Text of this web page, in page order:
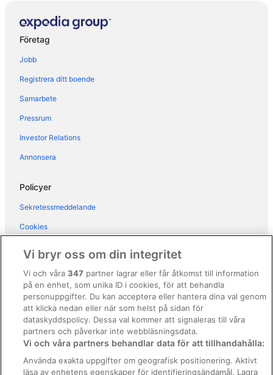
Företag
Jobb
Registrera ditt boende
Samarbete
Pressrum
Investor Relations
Annonsera
Policyer
Sekretessmeddelande
Cookies
Regler och villkor för Vrbo
Tillgänglighetsanpassning
Juridisk information/Kontakta oss
Riktlinjer för innehåll och anmäla innehåll
Vi bryr oss om din integritet
Vi och våra347 partner lagrar eller får åtkomst till information
på en enhet, som unika ID i cookies, för att behandla
personuppgifter. Du kan acceptera eller hantera dina val genom
att klicka nedan eller när som helst på sidan för
dataskyddspolicy. Dessa val kommer att signaleras till våra
partners och påverkar inte webbläsningsdata.
Vi och våra partners behandlar data för att tillhandahålla:
Använda exakta uppgifter om geografisk positionering. Aktivt
läsa av enhetens egenskaper för identifieringsändamål. Lagra